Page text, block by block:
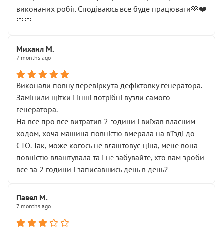
виконаних робіт. Сподіваюсь все буде працювати🫶❤️
💙💛
Михаил М.
7 months ago
Виконали повну перевірку та дефіктовку генератора.
Замінили щітки і інші потрібні вузли самого
генератора.
На все про все витратив 2 години і виїхав власним
ходом, хоча машина повністю вмерала на вʼїзді до
СТО. Так, може когось не влаштовує ціна, мене вона
повністю влаштувала та і не забувайте, хто вам зроби
все за 2 години і записавшись день в день?
Павел М.
7 months ago